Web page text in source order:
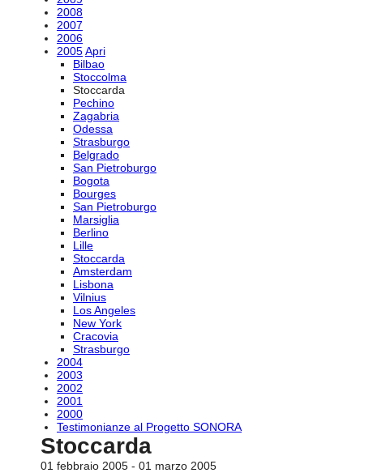
2008
2007
2006
2005Apri
Bilbao
Stoccolma
Stoccarda
Pechino
Zagabria
Odessa
Strasburgo
Belgrado
San Pietroburgo
Bogota
Bourges
San Pietroburgo
Marsiglia
Berlino
Lille
Stoccarda
Amsterdam
Lisbona
Vilnius
Los Angeles
New York
Cracovia
Strasburgo
2004
2003
2002
2001
2000
Testimonianze al Progetto SONORA
Stoccarda
01 febbraio 2005 - 01 marzo 2005